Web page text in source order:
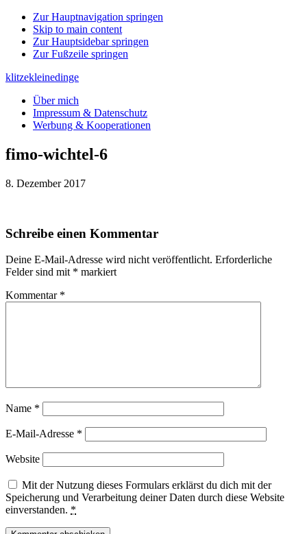
Zur Hauptnavigation springen
Skip to main content
Zur Hauptsidebar springen
Zur Fußzeile springen
klitzekleinedinge
Über mich
Impressum & Datenschutz
Werbung & Kooperationen
fimo-wichtel-6
8. Dezember 2017
Leser-
Schreibe einen Kommentar
Deine E-Mail-Adresse wird nicht veröffentlicht. Erforderliche
Felder sind mit * markiert
Kommentar *
Name *
E-Mail-Adresse *
Website
Mit der Nutzung dieses Formulars erklärst du dich mit der
Speicherung und Verarbeitung deiner Daten durch diese Website
einverstanden. *